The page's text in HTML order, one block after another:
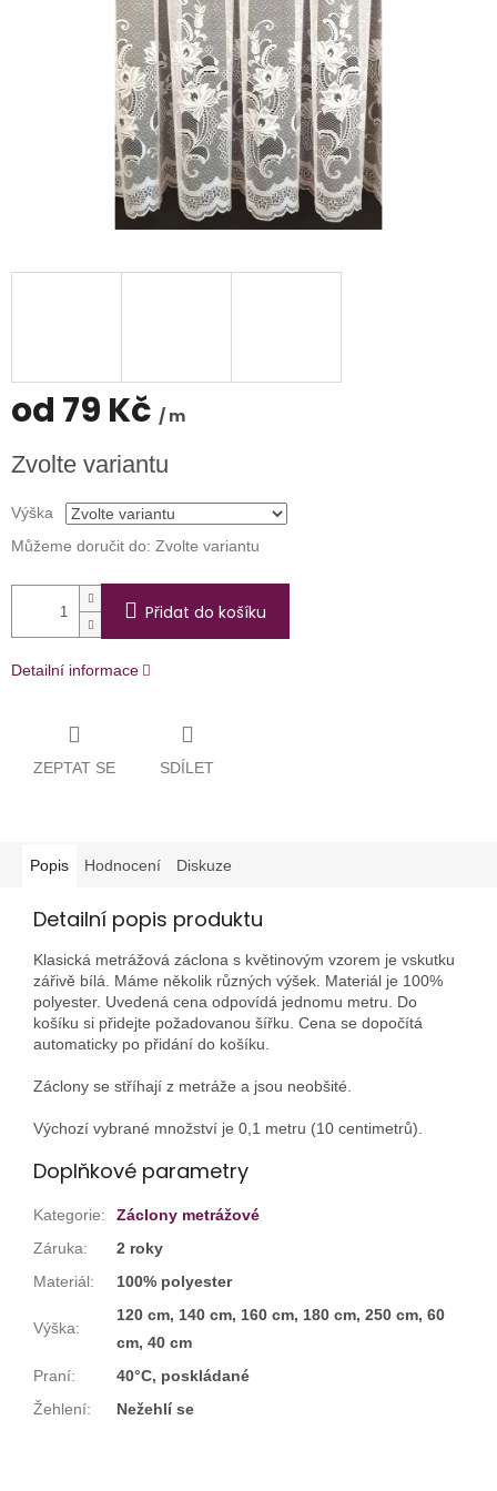
od 79 Kč / m
cena:
Zvolte variantu
Výška
Můžeme doručit do: Zvolte variantu
Přidat do košíku
Detailní informace
ZEPTAT SE SDÍLET
Popis Hodnocení Diskuze
Detailní popis produktu
Klasická metrážová záclona s květinovým vzorem je vskutku
zářivě bílá. Máme několik různých výšek. Materiál je 100%
polyester. Uvedená cena odpovídá jednomu metru. Do
košíku si přidejte požadovanou šířku. Cena se dopočítá
automaticky po přidání do košíku.
Záclony se stříhají z metráže a jsou neobšité.
Výchozí vybrané množství je 0,1 metru (10 centimetrů).
Doplňkové parametry
Kategorie:
Záclony metrážové
Záruka:
2 roky
Materiál: 100% polyester
Výška:
120 cm, 140 cm, 160 cm, 180 cm, 250 cm, 60
cm, 40 cm
Praní:
40°C, poskládané
Žehlení: Nežehlí se